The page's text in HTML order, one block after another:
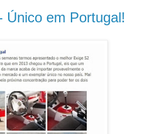
Único em Portugal!